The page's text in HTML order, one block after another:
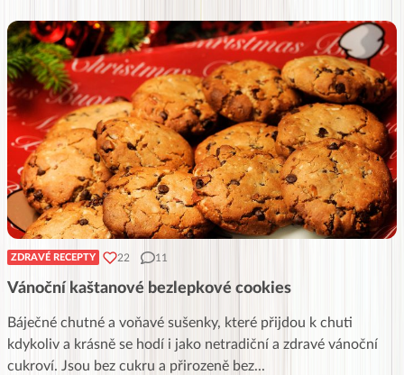
ZDRAVÉ RECEPTY 22 11
Vánoční kaštanové bezlepkové cookies
Báječné chutné a voňavé sušenky, které přijdou k chuti
kdykoliv a krásně se hodí i jako netradiční a zdravé vánoční
cukroví. Jsou bez cukru a přirozeně bez...